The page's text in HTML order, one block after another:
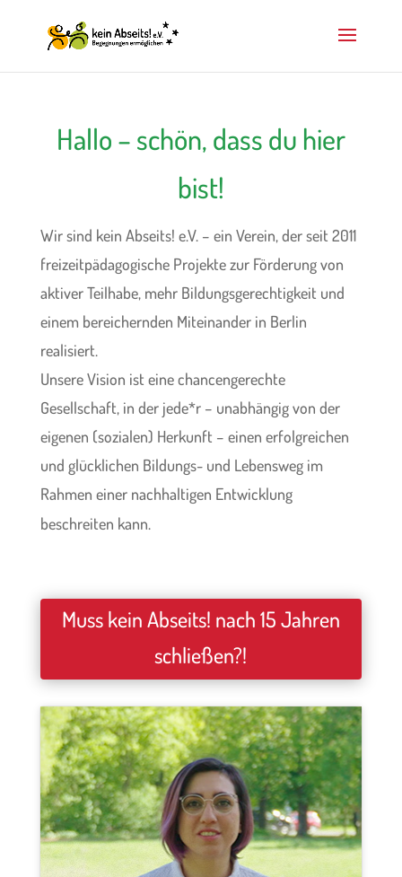
Hallo – schön, dass du hier
bist!
Wir sind kein Abseits! e.V. – ein Verein, der seit 2011
freizeitpädagogische Projekte zur Förderung von
aktiver Teilhabe, mehr Bildungsgerechtigkeit und
einem bereichernden Miteinander in Berlin
realisiert.
Unsere Vision ist eine chancengerechte
Gesellschaft, in der jede*r – unabhängig von der
eigenen (sozialen) Herkunft – einen erfolgreichen
und glücklichen Bildungs- und Lebensweg im
Rahmen einer nachhaltigen Entwicklung
beschreiten kann.
Muss kein Abseits! nach 15 Jahren
schließen?!